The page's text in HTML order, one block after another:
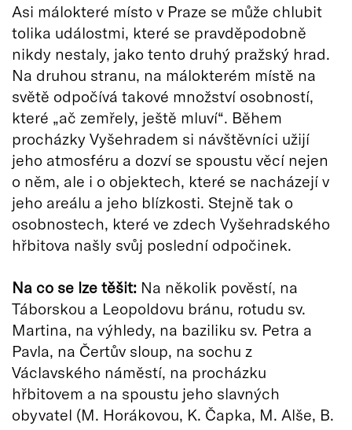
Asi málokteré místo v Praze se může chlubit
tolika událostmi, které se pravděpodobně
nikdy nestaly, jako tento druhý pražský hrad.
Na druhou stranu, na málokterém místě na
světě odpočívá takové množství osobností,
které „ač zemřely, ještě mluví“. Během
procházky Vyšehradem si návštěvníci užijí
jeho atmosféru a dozví se spoustu věcí nejen
o něm, ale i o objektech, které se nacházejí v
jeho areálu a jeho blízkosti. Stejně tak o
osobnostech, které ve zdech Vyšehradského
hřbitova našly svůj poslední odpočinek.
Na co se lze těšit: Na několik pověstí, na
Táborskou a Leopoldovu bránu, rotudu sv.
Martina, na výhledy, na baziliku sv. Petra a
Pavla, na Čertův sloup, na sochu z
Václavského náměstí, na procházku
hřbitovem a na spoustu jeho slavných
obyvatel (M. Horákovou, K. Čapka, M. Alše, B.